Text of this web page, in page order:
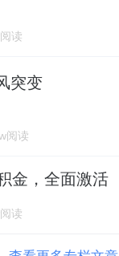
读
突变
阅读
金，全面激活
读